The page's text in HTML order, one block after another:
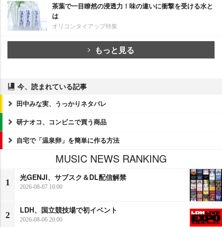
茶葉で一目瞭然の浸透力！味の違いに衝撃を受ける水と
は
オリコンタイアップ特集
もっと見る
今、読まれている記事
田中みな実、うっかりネタバレ
研ナオコ、コンビニで買う商品
自宅で「温泉卵」を簡単に作る方法
MUSIC NEWS RANKING
1
光GENJI、サブスク＆DL配信解禁
2026-08-07 10:00
2
LDH、国立競技場で初イベント
2026-08-06 20:00